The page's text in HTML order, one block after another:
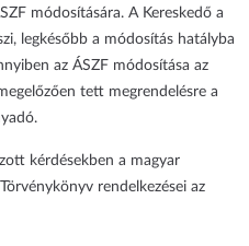
módosítására. A Kereskedő a
legkésőbb a módosítás hatályba
az ÁSZF módosítása az
tett megrendelésre a
kérdésekben a magyar
rendelkezései az